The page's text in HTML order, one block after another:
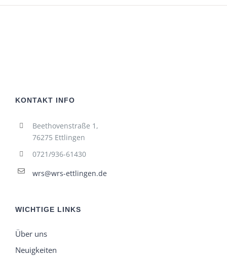
KONTAKT INFO
Beethovenstraße 1,
76275 Ettlingen
0721/936-61430
wrs@wrs-ettlingen.de
WICHTIGE LINKS
Über uns
Neuigkeiten